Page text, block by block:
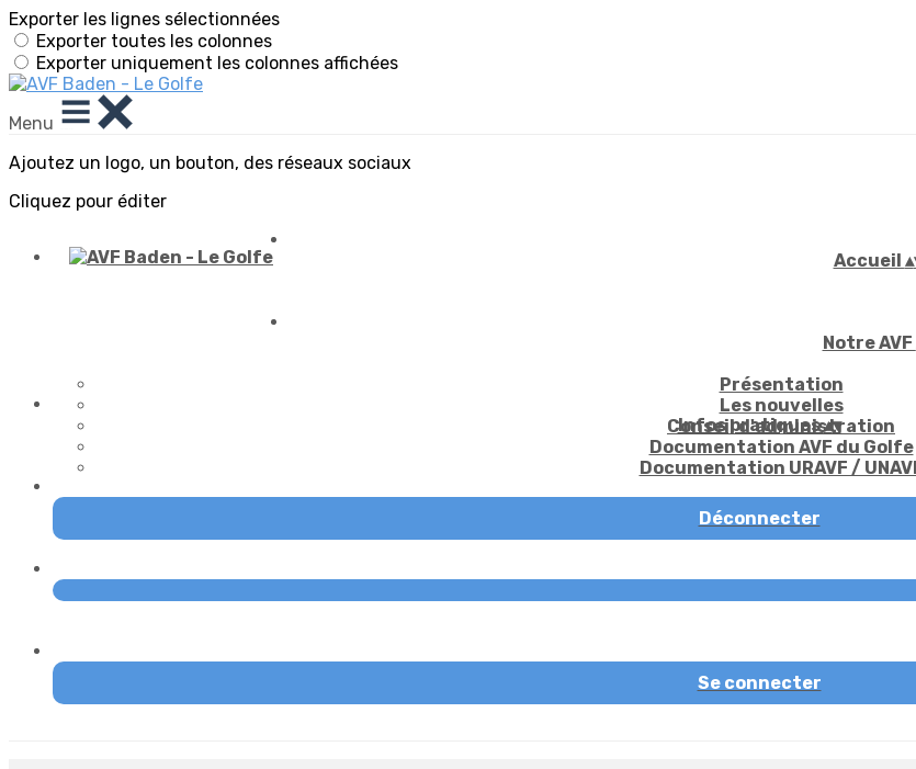
Exporter les lignes sélectionnées
Exporter toutes les colonnes
Exporter uniquement les colonnes affichées
Menu
Ajoutez un logo, un bouton, des réseaux sociaux
Cliquez pour éditer
Accueil ▴
Notre AVF
Présentation
Les nouvelles
Conseil d'administration
Documentation AVF du Golfe
Documentation URAVF /
Infos pratiques▴▾
Déconnecter
Se connecter